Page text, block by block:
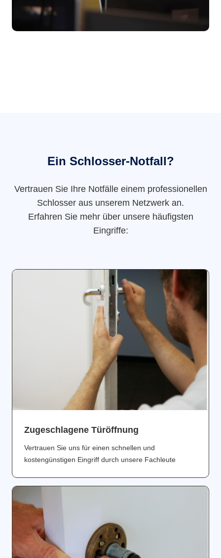
Ein Schlosser-Notfall?
Vertrauen Sie Ihre Notfälle einem professionellen
Schlosser aus unserem Netzwerk an.
Erfahren Sie mehr über unsere häufigsten
Eingriffe:
Zugeschlagene Türöffnung
Vertrauen Sie uns für einen schnellen und
kostengünstigen Eingriff durch unsere Fachleute